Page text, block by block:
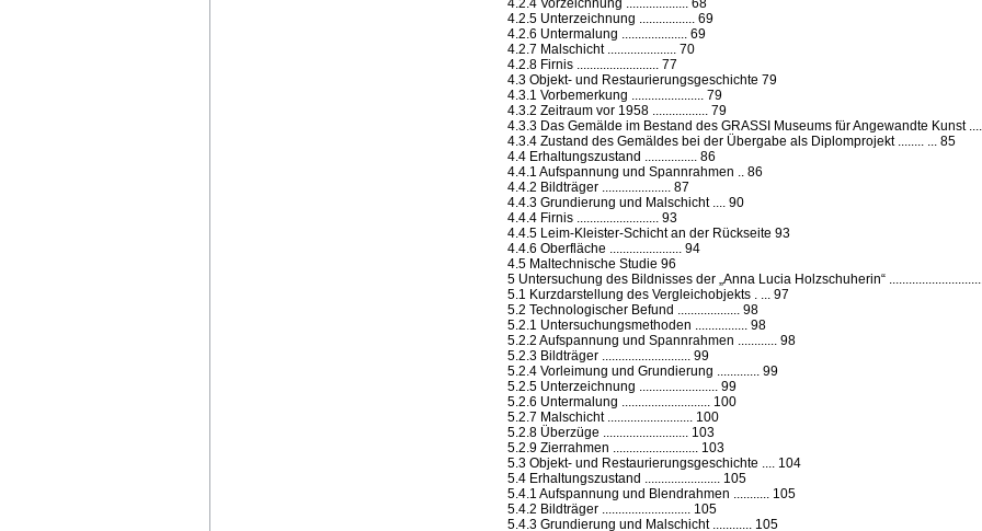
4.2.5 Unterzeichnung ................. 69
4.2.6 Untermalung .................... 69
4.2.7 Malschicht ..................... 70
4.2.8 Firnis ......................... 77
4.3 Objekt- und Restaurierungsgeschichte 79
4.3.1 Vorbemerkung ...................... 79
4.3.2 Zeitraum vor 1958 ................. 79
4.3.3 Das Gemälde im Bestand des GRASSI Museums für Angewandte Kunst
4.3.4 Zustand des Gemäldes bei der Übergabe als Diplomprojekt ........ ... 85
4.4 Erhaltungszustand ................ 86
4.4.1 Aufspannung und Spannrahmen .. 86
4.4.2 Bildträger ..................... 87
4.4.3 Grundierung und Malschicht .... 90
4.4.4 Firnis ......................... 93
4.4.5 Leim-Kleister-Schicht an der Rückseite 93
4.4.6 Oberfläche ...................... 94
4.5 Maltechnische Studie 96
5 Untersuchung des Bildnisses der „Anna Lucia Holzschuherin“
5.1 Kurzdarstellung des Vergleichobjekts . ... 97
5.2 Technologischer Befund ................... 98
5.2.1 Untersuchungsmethoden ................ 98
5.2.2 Aufspannung und Spannrahmen ............ 98
5.2.3 Bildträger ........................... 99
5.2.4 Vorleimung und Grundierung ............. 99
5.2.5 Unterzeichnung ........................ 99
5.2.6 Untermalung ........................... 100
5.2.7 Malschicht .......................... 100
5.2.8 Überzüge .......................... 103
5.2.9 Zierrahmen .......................... 103
5.3 Objekt- und Restaurierungsgeschichte .... 104
5.4 Erhaltungszustand ....................... 105
5.4.1 Aufspannung und Blendrahmen ........... 105
5.4.2 Bildträger ........................... 105
5.4.3 Grundierung und Malschicht ............ 105